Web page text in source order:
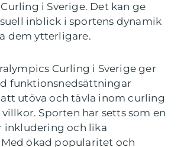
i Sverige. Det kan ge
inblick i sportens dynamik
dem ytterligare.
Curling i Sverige ger
funktionsnedsättningar
utöva och tävla inom curling
Sporten har setts som en
inkludering och lika
ökad popularitet och